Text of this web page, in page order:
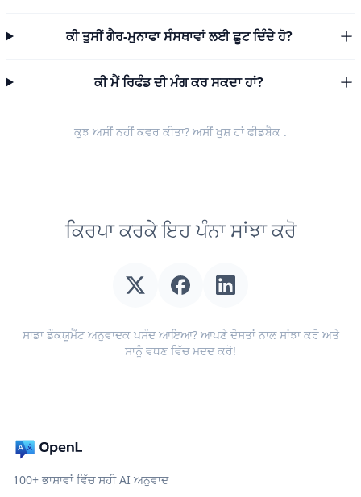
ਕੀ ਤੁਸੀਂ ਗੈਰ-ਮੁਨਾਫਾ ਸੰਸਥਾਵਾਂ ਲਈ ਛੂਟ ਦਿੰਦੇ ਹੋ?
ਕੀ ਮੈਂ ਰਿਫੰਡ ਦੀ ਮੰਗ ਕਰ ਸਕਦਾ ਹਾਂ?
ਕੁਝ ਅਸੀਂ ਨਹੀਂ ਕਵਰ ਕੀਤਾ? ਅਸੀਂ ਖੁਸ਼ ਹਾਂਫੀਡਬੈਕ .
ਕਿਰਪਾ ਕਰਕੇ ਇਹ ਪੰਨਾ ਸਾਂਝਾ ਕਰੋ
ਸਾਡਾ ਡੌਕਯੂਮੈਂਟ ਅਨੁਵਾਦਕ ਪਸੰਦ ਆਇਆ? ਆਪਣੇ ਦੋਸਤਾਂ ਨਾਲ ਸਾਂਝਾ ਕਰੋ ਅਤੇ
ਸਾਨੂੰ ਵਧਣ ਵਿੱਚ ਮਦਦ ਕਰੋ!
100+ ਭਾਸ਼ਾਵਾਂ ਵਿੱਚ ਸਹੀ AI ਅਨੁਵਾਦ